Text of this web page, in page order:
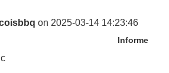
on 2025-03-14 14:23:46
Informe